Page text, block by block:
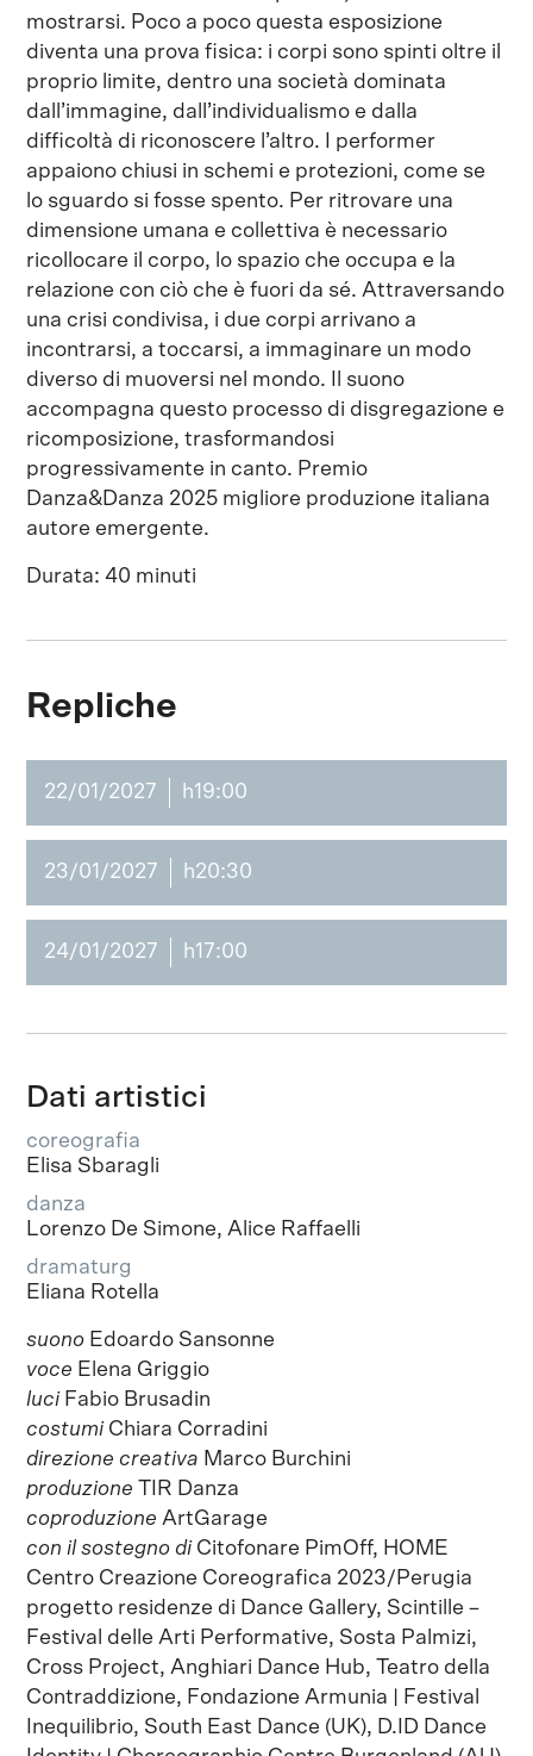
mostrarsi. Poco a poco questa esposizione
diventa una prova fisica: i corpi sono spinti oltre il
proprio limite, dentro una società dominata
dall’immagine, dall’individualismo e dalla
difficoltà di riconoscere l’altro. I performer
appaiono chiusi in schemi e protezioni, come se
lo sguardo si fosse spento. Per ritrovare una
dimensione umana e collettiva è necessario
ricollocare il corpo, lo spazio che occupa e la
relazione con ciò che è fuori da sé. Attraversando
una crisi condivisa, i due corpi arrivano a
incontrarsi, a toccarsi, a immaginare un modo
diverso di muoversi nel mondo. Il suono
accompagna questo processo di disgregazione e
ricomposizione, trasformandosi
progressivamente in canto. Premio
Danza&Danza 2025 migliore produzione italiana
autore emergente.
Durata: 40 minuti
Repliche
22/01/2027 h19:00
23/01/2027 h20:30
24/01/2027 h17:00
Dati artistici
coreografia
Elisa Sbaragli
danza
Lorenzo De Simone, Alice Raffaelli
dramaturg
Eliana Rotella
suono Edoardo Sansonne
voce Elena Griggio
luci Fabio Brusadin
costumi Chiara Corradini
direzione creativa Marco Burchini
produzioneTIR Danza
coproduzione ArtGarage
con il sostegno diCitofonare PimOff, HOME
Centro Creazione Coreografica 2023/Perugia
progetto residenze di Dance Gallery, Scintille –
Festival delle Arti Performative, Sosta Palmizi,
Cross Project, Anghiari Dance Hub, Teatro della
Contraddizione, Fondazione Armunia | Festival
Inequilibrio, South East Dance (UK), D.ID Dance